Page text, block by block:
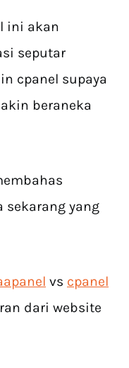
ini akan
seputar
cpanel supaya
beraneka
sekarang yang
vs cpanel
dari website